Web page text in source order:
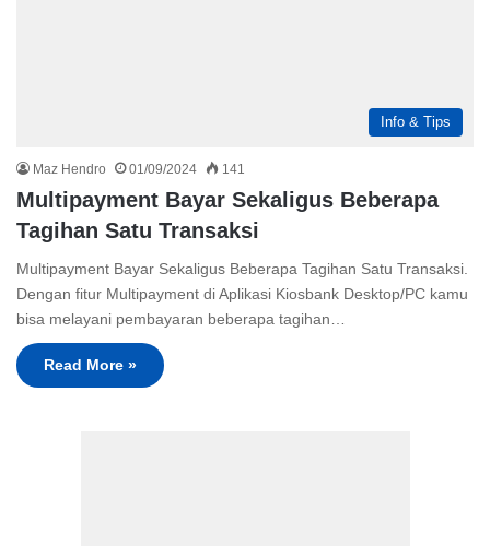
Info & Tips
Maz Hendro 01/09/2024 141
Multipayment Bayar Sekaligus Beberapa
Tagihan Satu Transaksi
Multipayment Bayar Sekaligus Beberapa Tagihan Satu Transaksi.
Dengan fitur Multipayment di Aplikasi Kiosbank Desktop/PC kamu
bisa melayani pembayaran beberapa tagihan…
Read More »